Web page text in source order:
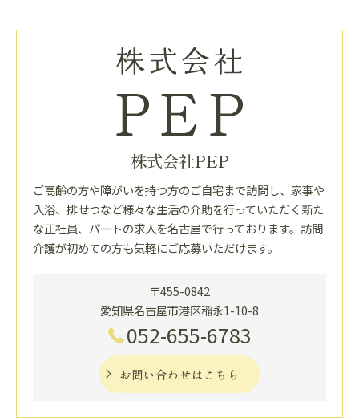
株式会社PEP
ご高齢の方や障がいを持つ方のご自宅まで訪問し、家事や
入浴、排せつなど様々な生活の介助を行っていただく新た
な正社員、パートの求人を名古屋で行っております。訪問
介護が初めての方も気軽にご応募いただけます。
〒455-0842
愛知県名古屋市港区稲永1-10-8
052-655-6783
お問い合わせはこちら